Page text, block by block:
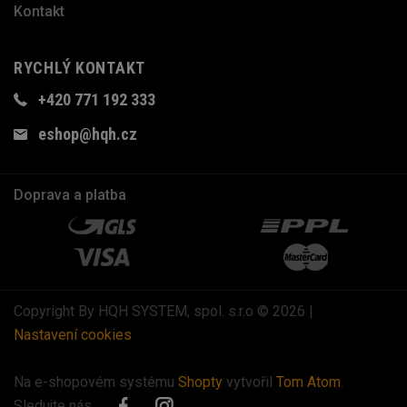
Kontakt
RYCHLÝ KONTAKT
+420 771 192 333
eshop@hqh.cz
Doprava a platba
Copyright By HQH SYSTEM, spol. s.r.o © 2026 |
Nastavení cookies
Na e-shopovém systému Shopty vytvořil Tom Atom.